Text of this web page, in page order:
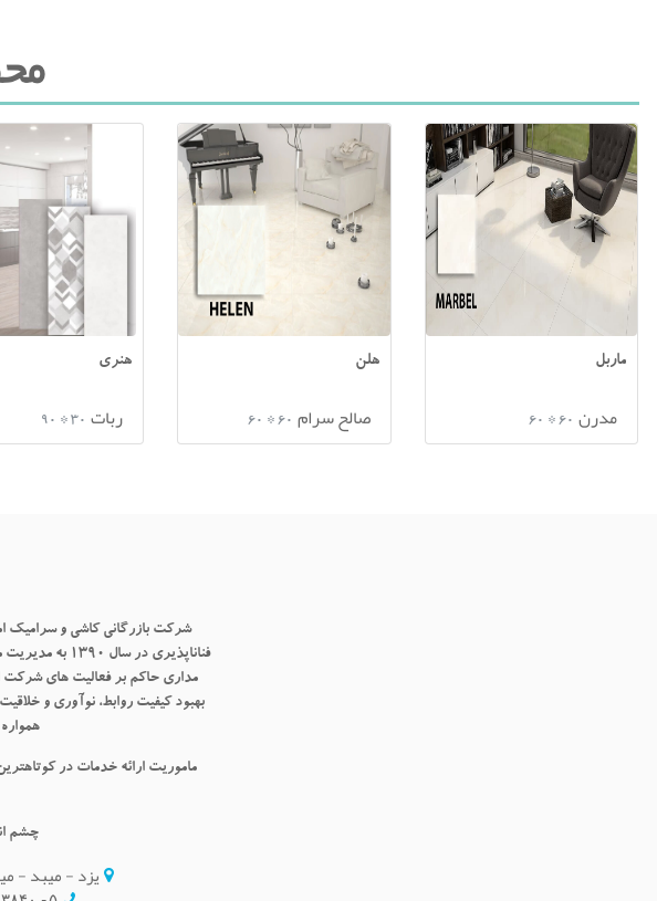
ماربل
مدرن 60 * 60
هلن
صالح سرام 60 * 60
هنری
ربات 30 * 90
شرکت بازرگانی کاشی و سرامیک
مداری حاکم بر فعالیت های شرکت
بهبود کیفیت روابط، نوآوری و
ماموریت ارائه خدمات در
چشم
یزد - میبد -